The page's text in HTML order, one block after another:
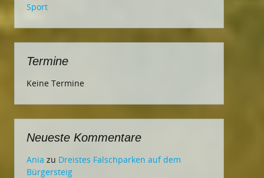
Sport
Termine
Keine Termine
Neueste Kommentare
Ania zu Dreistes Falschparken auf dem
Bürgersteig